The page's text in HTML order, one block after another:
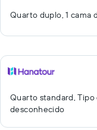
Quarto duplo, 1 cama
Quarto standard, Tipo
desconhecido